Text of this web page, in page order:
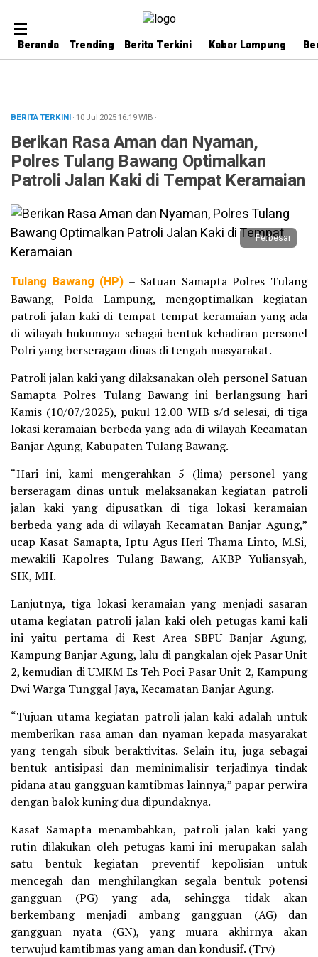
Beranda Trending Berita Terkini Kabar Lampung
BERITA TERKINI· 10 Jul 202516:19WIB ·
Berikan Rasa Aman dan Nyaman,
Polres Tulang Bawang Optimalkan
Patroli Jalan Kaki di Tempat Keramaian
Perbesar
Tulang Bawang (HP) – Satuan Samapta Polres Tulang
Bawang, Polda Lampung, mengoptimalkan kegiatan
patroli jalan kaki di tempat-tempat keramaian yang ada
di wilayah hukumnya sebagai bentuk kehadiran personel
Polri yang berseragam dinas di tengah masyarakat.
Patroli jalan kaki yang dilaksanakan oleh personel Satuan
Samapta Polres Tulang Bawang ini berlangsung hari
Kamis (10/07/2025), pukul 12.00 WIB s/d selesai, di tiga
lokasi keramaian berbeda yang ada di wilayah Kecamatan
Banjar Agung, Kabupaten Tulang Bawang.
“Hari ini, kami mengerahkan 5 (lima) personel yang
berseragam dinas untuk melaksanakan kegiatan patroli
jalan kaki yang dipusatkan di tiga lokasi keramaian
berbeda yang ada di wilayah Kecamatan Banjar Agung,”
ucap Kasat Samapta, Iptu Agus Heri Thama Linto, M.Si,
mewakili Kapolres Tulang Bawang, AKBP Yuliansyah,
SIK, MH.
Lanjutnya, tiga lokasi keramaian yang menjadi sasaran
utama kegiatan patroli jalan kaki oleh petugas kami kali
ini yaitu pertama di Rest Area SBPU Banjar Agung,
Kampung Banjar Agung, lalu di pangkalan ojek Pasar Unit
2, kemudian di UMKM Es Teh Poci Pasar Unit 2, Kampung
Dwi Warga Tunggal Jaya, Kecamatan Banjar Agung.
“Tujuan utama kegiatan patroli jalan kaki adalah untuk
memberikan rasa aman dan nyaman kepada masyarakat
yang tengah sibuk beraktivitas. Selain itu, juga sebagai
bentuk antisipasi dan meminimalisir terjadinya tindak
pidana atau gangguan kamtibmas lainnya,” papar perwira
dengan balok kuning dua dipundaknya.
Kasat Samapta menambahkan, patroli jalan kaki yang
rutin dilakukan oleh petugas kami ini merupakan salah
satu bentuk kegiatan preventif kepolisian untuk
mencegah dan menghilangkan segala bentuk potensi
gangguan (PG) yang ada, sehingga tidak akan
berkembang menjadi ambang gangguan (AG) dan
gangguan nyata (GN), yang muara akhirnya akan
terwujud kamtibmas yang aman dan kondusif. (Trv)